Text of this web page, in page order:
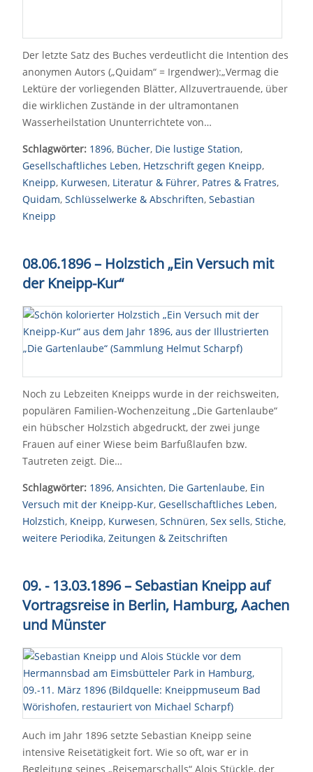
Der letzte Satz des Buches verdeutlicht die Intention des
anonymen Autors („Quidam“ = Irgendwer):„Vermag die
Lektüre der vorliegenden Blätter, Allzuvertrauende, über
die wirklichen Zustände in der ultramontanen
Wasserheilstation Ununterrichtete von…
Schlagwörter: 1896, Bücher, Die lustige Station,
Gesellschaftliches Leben, Hetzschrift gegen Kneipp,
Kneipp, Kurwesen, Literatur & Führer, Patres & Fratres,
Quidam, Schlüsselwerke & Abschriften, Sebastian
Kneipp
08.06.1896 – Holzstich „Ein Versuch mit
der Kneipp-Kur“
Noch zu Lebzeiten Kneipps wurde in der reichsweiten,
populären Familien-Wochenzeitung „Die Gartenlaube“
ein hübscher Holzstich abgedruckt, der zwei junge
Frauen auf einer Wiese beim Barfußlaufen bzw.
Tautreten zeigt. Die…
Schlagwörter: 1896, Ansichten, Die Gartenlaube, Ein
Versuch mit der Kneipp-Kur, Gesellschaftliches Leben,
Holzstich, Kneipp, Kurwesen, Schnüren, Sex sells, Stiche,
weitere Periodika, Zeitungen & Zeitschriften
09. - 13.03.1896 – Sebastian Kneipp auf
Vortragsreise in Berlin, Hamburg, Aachen
und Münster
Auch im Jahr 1896 setzte Sebastian Kneipp seine
intensive Reisetätigkeit fort. Wie so oft, war er in
Begleitung seines „Reisemarschalls“ Alois Stückle, der